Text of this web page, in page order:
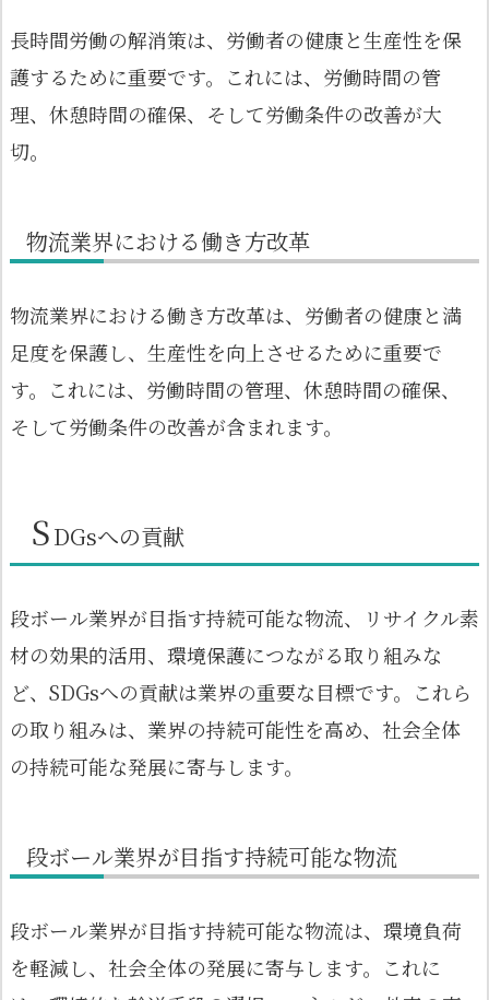
長時間労働の解消策は、労働者の健康と生産性を保
護するために重要です。これには、労働時間の管
理、休憩時間の確保、そして労働条件の改善が大
切。
物流業界における働き方改革
物流業界における働き方改革は、労働者の健康と満
足度を保護し、生産性を向上させるために重要で
す。これには、労働時間の管理、休憩時間の確保、
そして労働条件の改善が含まれます。
SDGsへの貢献
段ボール業界が目指す持続可能な物流、リサイクル素
材の効果的活用、環境保護につながる取り組みな
ど、SDGsへの貢献は業界の重要な目標です。これら
の取り組みは、業界の持続可能性を高め、社会全体
の持続可能な発展に寄与します。
段ボール業界が目指す持続可能な物流
段ボール業界が目指す持続可能な物流は、環境負荷
を軽減し、社会全体の発展に寄与します。これに